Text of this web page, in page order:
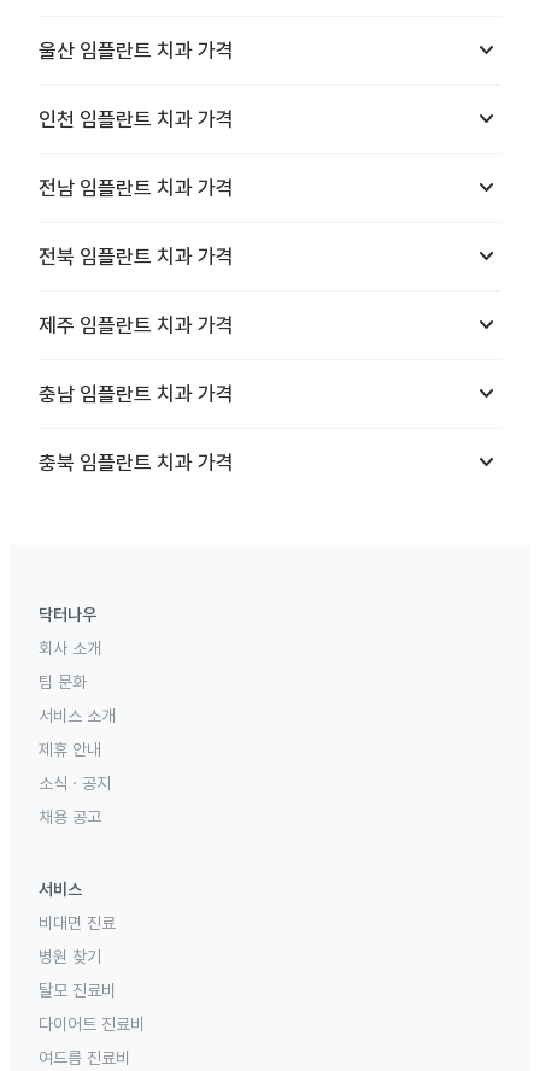
울산 임플란트 치과 가격 keyboard_arrow_down
인천 임플란트 치과 가격 keyboard_arrow_down
전남 임플란트 치과 가격 keyboard_arrow_down
전북 임플란트 치과 가격 keyboard_arrow_down
제주 임플란트 치과 가격 keyboard_arrow_down
충남 임플란트 치과 가격 keyboard_arrow_down
충북 임플란트 치과 가격 keyboard_arrow_down
닥터나우
회사 소개
팀 문화
서비스 소개
제휴 안내
소식 · 공지
채용 공고
서비스
비대면 진료
병원 찾기
탈모 진료비
다이어트 진료비
여드름 진료비